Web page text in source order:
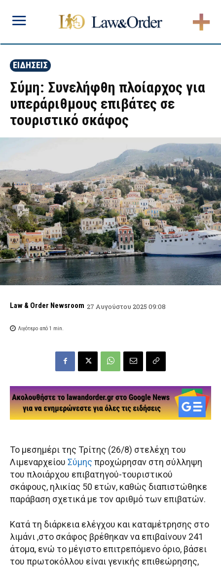
ΕΙΔΗΣΕΙΣ
Σύμη: Συνελήφθη πλοίαρχος για
υπεράριθμους επιβάτες σε
τουριστικό σκάφος
Law & Order Newsroom 27 Αυγούστου 2025 09:08
Λιγότερο από 1 min.
Το μεσημέρι της Τρίτης (26/8) στελέχη του
Λιμεναρχείου Σύμης προχώρησαν στη σύλληψη
του πλοιάρχου επιβατηγού-τουριστικού
σκάφους, ηλικίας 50 ετών, καθώς διαπιστώθηκε
παράβαση σχετικά με τον αριθμό των επιβατών.
Κατά τη διάρκεια ελέγχου και καταμέτρησης στο
λιμάνι ,στο σκάφος βρέθηκαν να επιβαίνουν 241
άτομα, ενώ το μέγιστο επιτρεπόμενο όριο, βάσει
του πρωτοκόλλου είναι γενικής επιθεώρησης,